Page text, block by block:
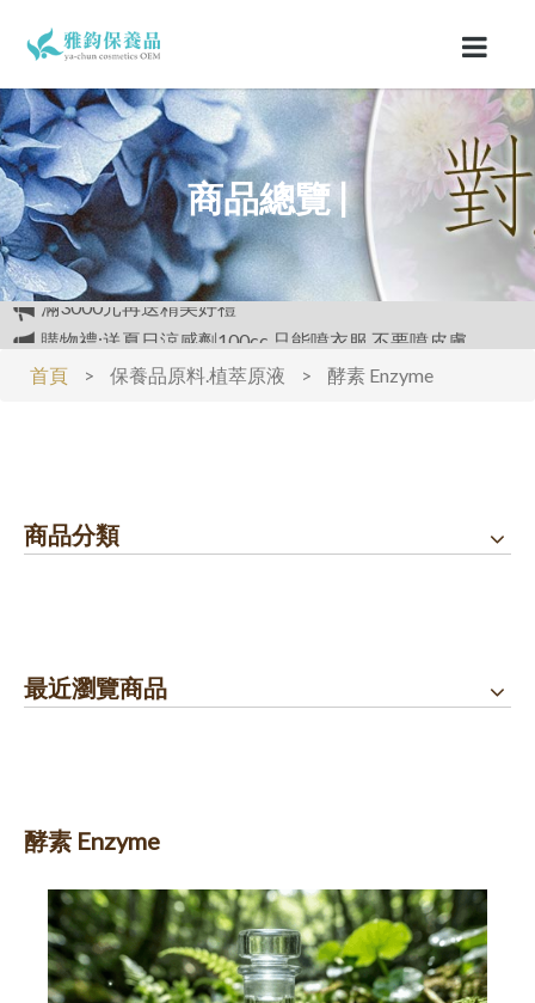
商品總覽 |
購物禮:送夏日涼感劑100cc.只能噴衣服.不要噴皮膚
開放試用:付運費60元可挑選3種產品各2ML
滿3000元再送精美好禮
首頁 > 保養品原料.植萃原液 > 酵素 Enzyme
商品分類
最近瀏覽商品
酵素 Enzyme